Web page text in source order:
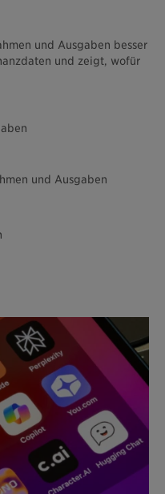
und Ausgaben besser
und zeigt, wofür
und Ausgaben